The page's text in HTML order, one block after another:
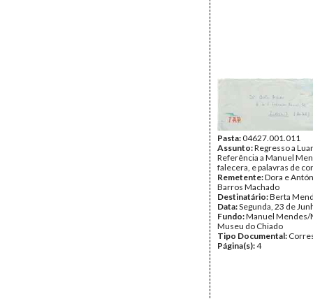
Pasta:04627.001.011
Assunto:Regresso a
Referência a Manuel
falecera, e palavras de
Remetente:Dora e
Barros Machado
Destinatário:Berta
Data:Segunda, 23 de
Fundo:Manuel Mendes/
Museu do Chiado
Tipo Documental:
Página(s):4